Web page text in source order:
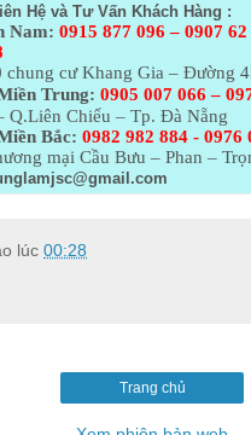
Hệ và Tư Vấn Khách Hàng :
Nam: 0915 877 096 – 0907
cư Khang Gia – Đường
Trung: 0905 007 066 –
Q.Liên Chiểu – Tp. Đà Nẵng
Bắc: 0982 982 884 - 0976
mại Cầu Bưu – Phan –
lúc 00:28
Trang chủ